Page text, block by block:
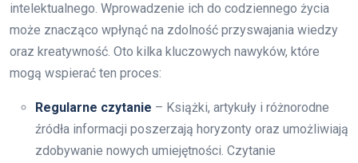
intelektualnego. Wprowadzenie ich do codziennego życia
może znacząco wpłynąć na zdolność przyswajania wiedzy
oraz kreatywność. Oto kilka kluczowych nawyków, które
mogą wspierać ten proces:
Regularne czytanie – Książki, artykuły i różnorodne
źródła informacji poszerzają horyzonty oraz umożliwiają
zdobywanie nowych umiejętności. Czytanie